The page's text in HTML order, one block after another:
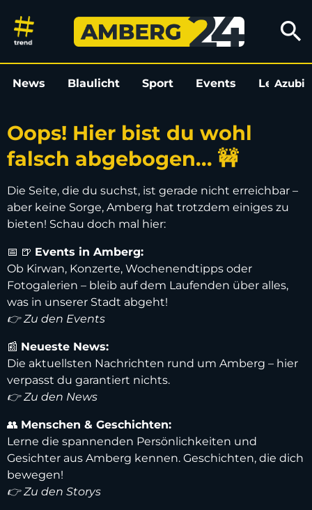
Oops! Hier bist du wohl falsch
search
News Blaulicht Sport Events LeoAzubi
Oops! Hier bist du wohl
falsch abgebogen... 🚧
Die Seite, die du suchst, ist gerade nicht erreichbar –
aber keine Sorge, Amberg hat trotzdem einiges zu
bieten! Schau doch mal hier:
📅 🍺 Events in Amberg:
Ob Kirwan, Konzerte, Wochenendtipps oder
Fotogalerien – bleib auf dem Laufenden über alles,
was in unserer Stadt abgeht!
👉 Zu den Events
📰 Neueste News:
Die aktuellsten Nachrichten rund um Amberg – hier
verpasst du garantiert nichts.
👉 Zu den News
👥 Menschen & Geschichten:
Lerne die spannenden Persönlichkeiten und
Gesichter aus Amberg kennen. Geschichten, die dich
bewegen!
👉 Zu den Storys